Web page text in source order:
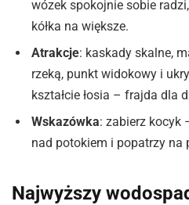
wózek spokojnie sobie
kółka na większe.
Atrakcje: kaskady skalne,
rzeką, punkt widokowy i
kształcie łosia – frajda dla
Wskazówka: zabierz kocyk
nad potokiem i popatrzy na
Najwyższy